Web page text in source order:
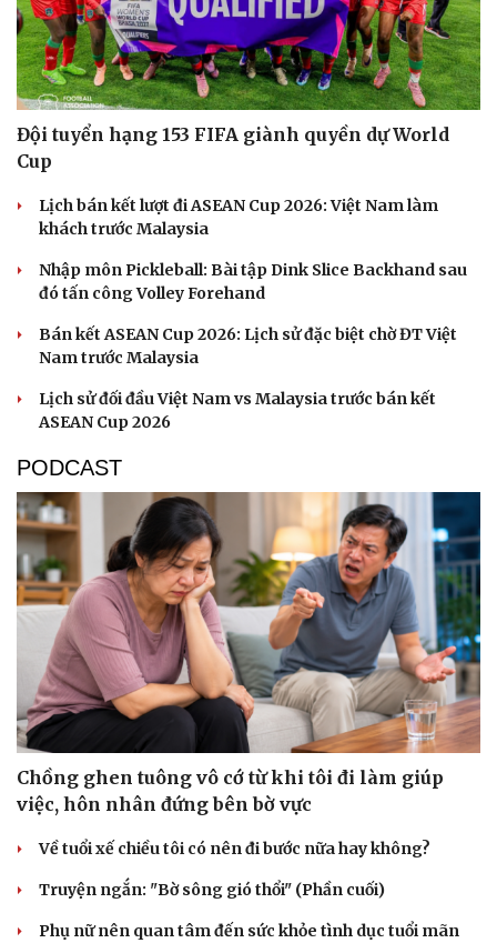
Du lịch
Tư vấn
Săn Tour
check-in
Podcast
Câu chuyện thời sự
Đọc truyện đêm khuya
Cửa sổ tình yêu
Kể chuyện cho bé
Hạt giống tâm hồn
Đội tuyển hạng 153 FIFA giành quyền dự World
Cup
Lịch bán kết lượt đi ASEAN Cup 2026: Việt Nam làm
khách trước Malaysia
Nhập môn Pickleball: Bài tập Dink Slice Backhand sau
đó tấn công Volley Forehand
Bán kết ASEAN Cup 2026: Lịch sử đặc biệt chờ ĐT Việt
Nam trước Malaysia
Lịch sử đối đầu Việt Nam vs Malaysia trước bán kết
ASEAN Cup 2026
PODCAST
Chồng ghen tuông vô cớ từ khi tôi đi làm giúp
việc, hôn nhân đứng bên bờ vực
Về tuổi xế chiều tôi có nên đi bước nữa hay không?
Truyện ngắn: "Bờ sông gió thổi" (Phần cuối)
Phụ nữ nên quan tâm đến sức khỏe tình dục tuổi mãn